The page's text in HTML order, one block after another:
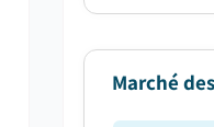
Marché